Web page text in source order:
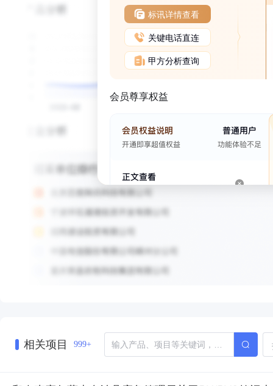
标讯详情查看
关键电话直连
甲方分析查询
会员尊享权益
相关项目 999+